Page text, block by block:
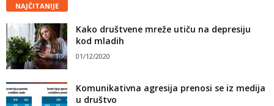
NAJČITANIJE
Kako društvene mreže utiču na depresiju
kod mladih
01/12/2020
Komunikativna agresija prenosi se iz medija
u društvo